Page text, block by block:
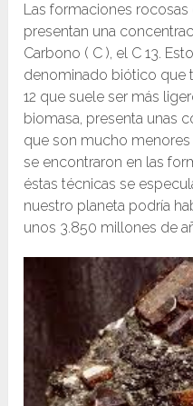
Las formaciones
presentan una
Carbono ( C ), el C 13.
denominado biótico que
12 que suele ser más
biomasa, presenta unas
que son mucho
se encontraron en las
éstas técnicas se
nuestro planeta podría
unos 3.850 millones de